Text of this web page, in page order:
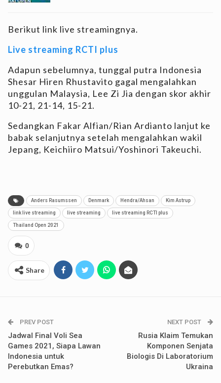
Berikut link live streamingnya.
Live streaming RCTI plus
Adapun sebelumnya, tunggal putra Indonesia
Shesar Hiren Rhustavito gagal mengalahkan
unggulan Malaysia, Lee Zi Jia dengan skor akhir
10-21, 21-14, 15-21.
Sedangkan Fakar Alfian/Rian Ardianto lanjut ke
babak selanjutnya setelah mengalahkan wakil
Jepang, Keichiiro Matsui/Yoshinori Takeuchi.
Anders Rasumssen Denmark Hendra/Ahsan Kim Astrup
link live streaming live streaming live streaming RCTI plus
Thailand Open 2021
0
Share
PREV POST
Jadwal Final Voli Sea
Games 2021, Siapa Lawan
Indonesia untuk
Perebutkan Emas?
NEXT POST
Rusia Klaim Temukan
Komponen Senjata
Biologis Di Laboratorium
Ukraina